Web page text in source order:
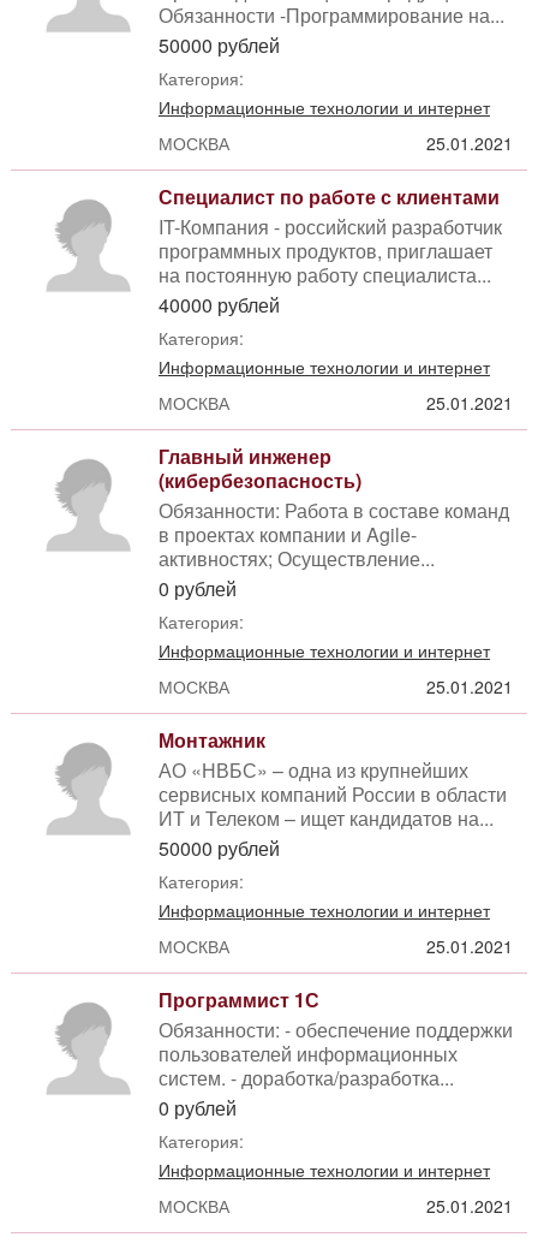
Обязанности -Программирование на...
50000 рублей
Категория:
Информационные технологии и интернет
МОСКВА
25.01.2021
Специалист по работе с клиентами
IT-Компания - российский разработчик
программных продуктов, приглашает
на постоянную работу специалиста...
40000 рублей
Категория:
Информационные технологии и интернет
МОСКВА
25.01.2021
Главный инженер
(кибербезопасность)
Обязанности: Работа в составе команд
в проектах компании и Agile-
активностях; Осуществление...
0 рублей
Категория:
Информационные технологии и интернет
МОСКВА
25.01.2021
Монтажник
АО «НВБС» – одна из крупнейших
сервисных компаний России в области
ИТ и Телеком – ищет кандидатов на...
50000 рублей
Категория:
Информационные технологии и интернет
МОСКВА
25.01.2021
Программист 1С
Обязанности: - обеспечение поддержки
пользователей информационных
систем. - доработка/разработка...
0 рублей
Категория:
Информационные технологии и интернет
МОСКВА
25.01.2021